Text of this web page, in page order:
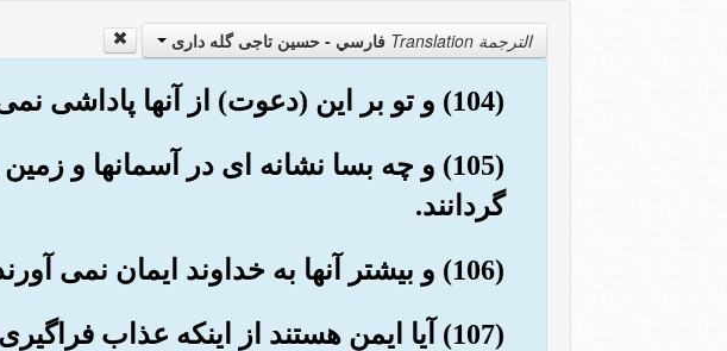
الترجمة Translation فارسي - حسین تاجی گله داری
(104) و تو بر این (دعوت) از آنها پاداشی نمی طلبی ، آن جز پندی برای جهانیان نیست .
(105) و چه بسا نشانه ای در آسمانها و
گردانند.
(106) و بیشتر آنها به خداوند ایمان نمی آورند ؛ مگر اینکه آنان (به نوعی) مشرک اند.
(107) آیا ایمن هستند از اینکه عذاب